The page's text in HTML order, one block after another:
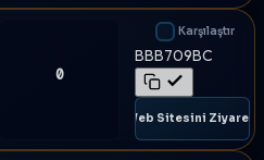
0
Karşılaştır
BBB709BC
🌐 Web Sitesini Ziyaret